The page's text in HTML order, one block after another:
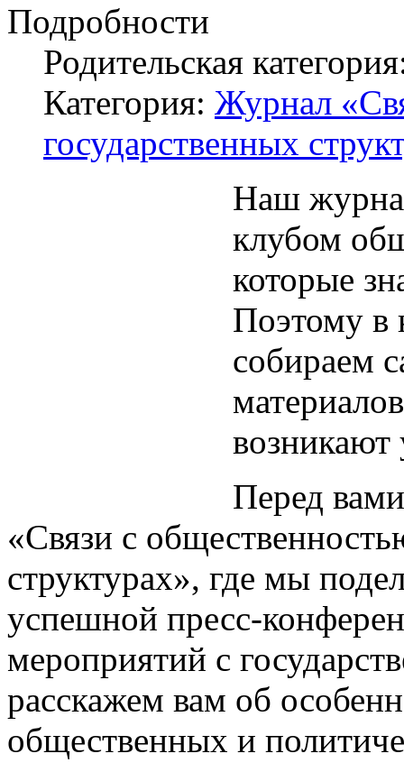
Подробности
Родительская
Категория: Журнал
государственных
Наш
клубом
которые
Поэтому в
собираем
возникают
Перед
«Связи с
структурах», где мы
успешной пресс-
мероприятий с
расскажем вам об
общественных и